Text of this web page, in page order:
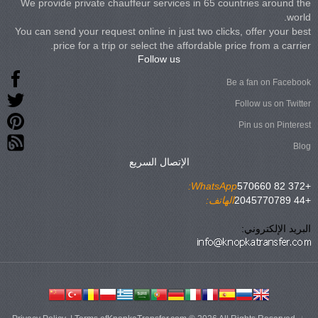
We provide private chauffeur services in 65 countries around the
world.
You can send your request online in just two clicks, offer your best
price for a trip or select the affordable price from a carrier.
Follow us
Be a fan on Facebook
Follow us on Twitter
Pin us on Pinterest
Blog
الإتصال السريع
WhatsApp:
+372 82 570660
الهاتف:
+44 2045770789
البريد الإلكتروني: